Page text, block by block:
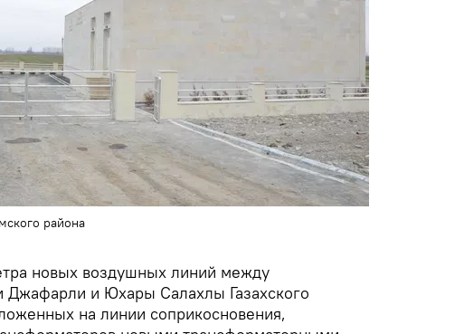
района
новых воздушных линий между
Джафарли и Юхары Салахлы Газахского
на линии соприкосновения,